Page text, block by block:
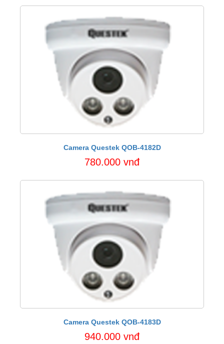
Camera Questek QOB-4182D
780.000 vnđ
Camera Questek QOB-4183D
940.000 vnđ